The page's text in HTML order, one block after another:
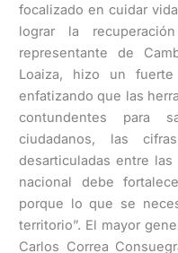
focalizado en cuidar
lograr la
representante de
Loaiza, hizo un
enfatizando que las
contundentes para
ciudadanos, las
desarticuladas entre
nacional debe
porque lo que se
territorio”. El mayor
Carlos Correa